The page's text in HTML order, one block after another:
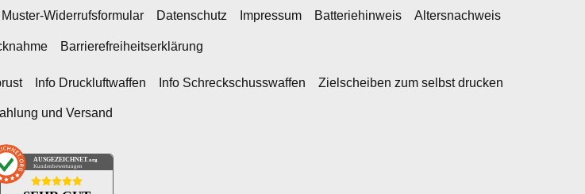
Widerrufsformular Datenschutz Impressum Batteriehinweis Altersnachweis
Barrierefreiheitserklärung
Info Druckluftwaffen Info Schreckschusswaffen Zielscheiben zum selbst drucken
und Versand
AUSGEZEICHNET.org
Kundenbewertungen